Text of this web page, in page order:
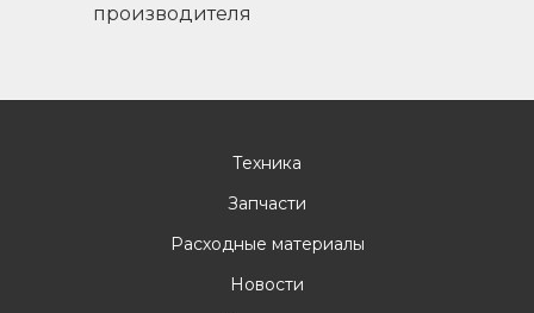
производителя
Техника
Запчасти
Расходные материалы
Новости